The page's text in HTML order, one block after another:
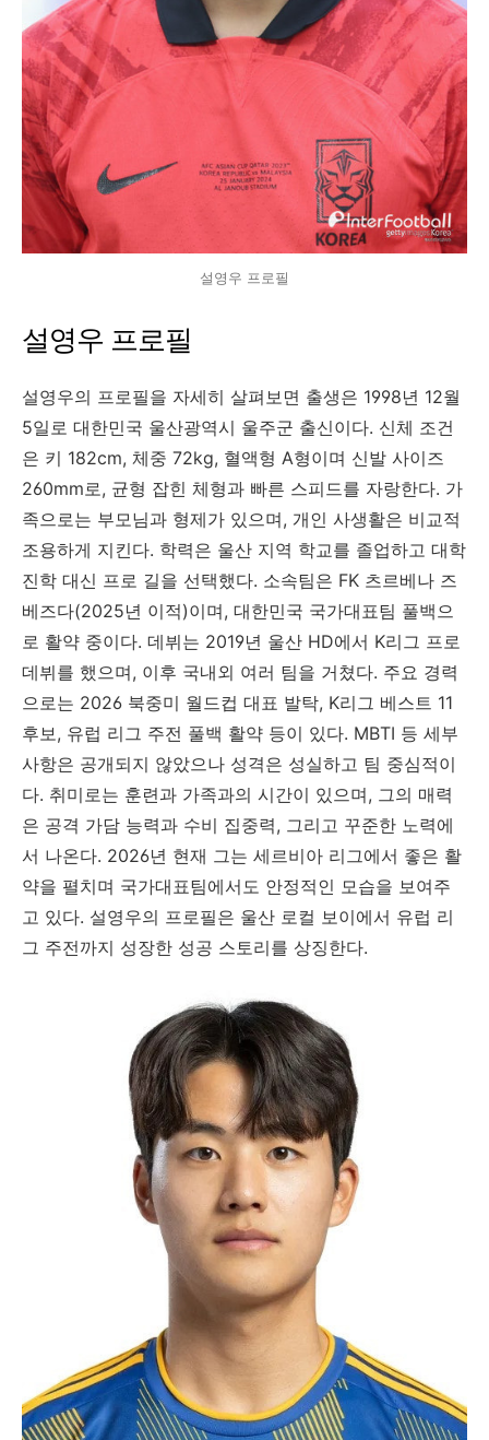
설영우 프로필
설영우 프로필
설영우의 프로필을 자세히 살펴보면 출생은 1998년 12월
5일로 대한민국 울산광역시 울주군 출신이다. 신체 조건
은 키 182cm, 체중 72kg, 혈액형 A형이며 신발 사이즈
260mm로, 균형 잡힌 체형과 빠른 스피드를 자랑한다. 가
족으로는 부모님과 형제가 있으며, 개인 사생활은 비교적
조용하게 지킨다. 학력은 울산 지역 학교를 졸업하고 대학
진학 대신 프로 길을 선택했다. 소속팀은 FK 츠르베나 즈
베즈다(2025년 이적)이며, 대한민국 국가대표팀 풀백으
로 활약 중이다. 데뷔는 2019년 울산 HD에서 K리그 프로
데뷔를 했으며, 이후 국내외 여러 팀을 거쳤다. 주요 경력
으로는 2026 북중미 월드컵 대표 발탁, K리그 베스트 11
후보, 유럽 리그 주전 풀백 활약 등이 있다. MBTI 등 세부
사항은 공개되지 않았으나 성격은 성실하고 팀 중심적이
다. 취미로는 훈련과 가족과의 시간이 있으며, 그의 매력
은 공격 가담 능력과 수비 집중력, 그리고 꾸준한 노력에
서 나온다. 2026년 현재 그는 세르비아 리그에서 좋은 활
약을 펼치며 국가대표팀에서도 안정적인 모습을 보여주
고 있다. 설영우의 프로필은 울산 로컬 보이에서 유럽 리
그 주전까지 성장한 성공 스토리를 상징한다.